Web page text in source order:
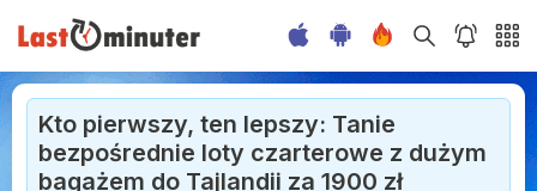
Kto pierwszy, ten lepszy: Tanie
bezpośrednie loty czarterowe z dużym
bagażem do Tajlandii za 1900 zł